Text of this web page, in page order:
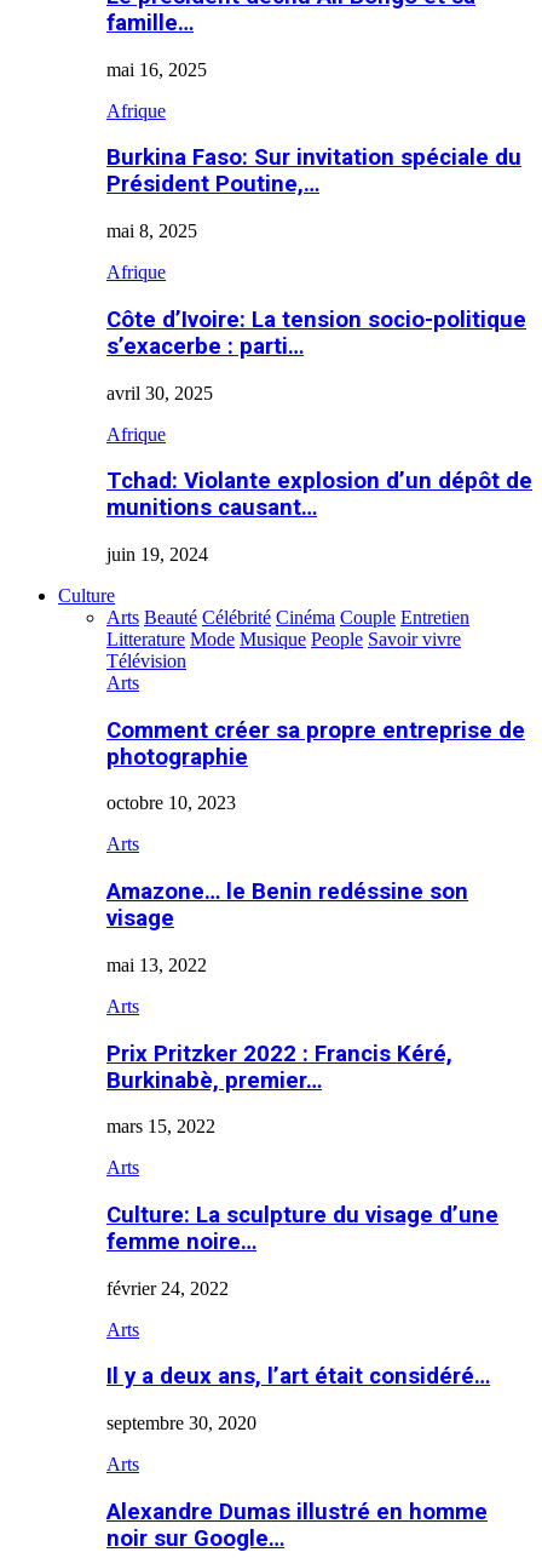
famille…
mai 16, 2025
Afrique
Burkina Faso: Sur invitation spéciale du
Président Poutine,…
mai 8, 2025
Afrique
Côte d’Ivoire: La tension socio-politique
s’exacerbe : parti…
avril 30, 2025
Afrique
Tchad: Violante explosion d’un dépôt de
munitions causant…
juin 19, 2024
Culture
Arts Beauté Célébrité Cinéma Couple Entretien
Litterature Mode Musique People Savoir vivre
Télévision
Arts
Comment créer sa propre entreprise de
photographie
octobre 10, 2023
Arts
Amazone… le Benin redéssine son
visage
mai 13, 2022
Arts
Prix Pritzker 2022 : Francis Kéré,
Burkinabè, premier…
mars 15, 2022
Arts
Culture: La sculpture du visage d’une
femme noire…
février 24, 2022
Arts
Il y a deux ans, l’art était considéré…
septembre 30, 2020
Arts
Alexandre Dumas illustré en homme
noir sur Google…